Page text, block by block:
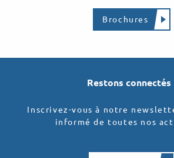
Brochures
Restons connectés
Inscrivez-vous à notre
informé de toutes nos